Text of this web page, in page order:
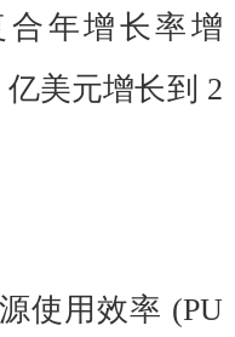
合年增长率增
亿美元增长到 2
使用效率 (PU